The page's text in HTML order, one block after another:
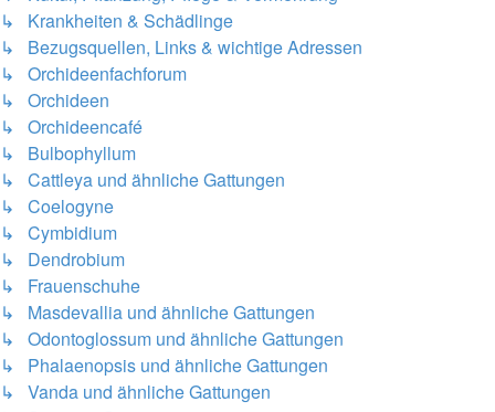
↳ Krankheiten & Schädlinge
↳ Bezugsquellen, Links & wichtige Adressen
↳ Orchideenfachforum
↳ Orchideen
↳ Orchideencafé
↳ Bulbophyllum
↳ Cattleya und ähnliche Gattungen
↳ Coelogyne
↳ Cymbidium
↳ Dendrobium
↳ Frauenschuhe
↳ Masdevallia und ähnliche Gattungen
↳ Odontoglossum und ähnliche Gattungen
↳ Phalaenopsis und ähnliche Gattungen
↳ Vanda und ähnliche Gattungen